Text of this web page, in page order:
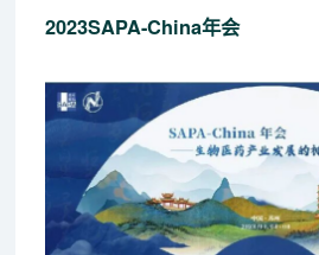
2023SAPA-China年会